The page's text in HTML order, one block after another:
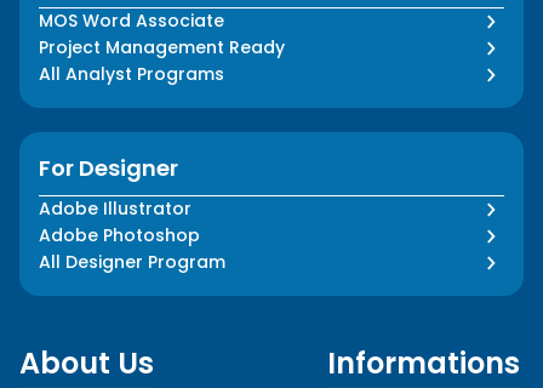
MOS Word Associate
Project Management Ready
All Analyst Programs
For Designer
Adobe Illustrator
Adobe Photoshop
All Designer Program
About Us Informations